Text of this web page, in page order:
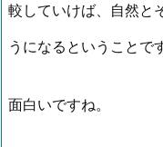
較していけば、自然と
うになるということです
面白いですね。